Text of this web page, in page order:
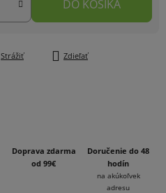
DO KOŠÍKA
Strážiť Zdieľať
Doprava zdarma
od 99€
Doručenie do 48
hodín
na akúkoľvek
adresu